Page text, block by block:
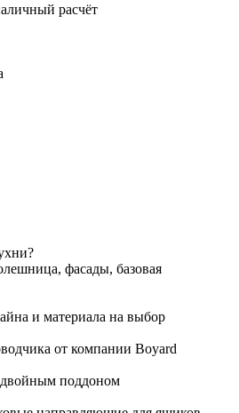
расчёт
фасады, базовая
и материала на выбор
от компании Boyard
поддоном